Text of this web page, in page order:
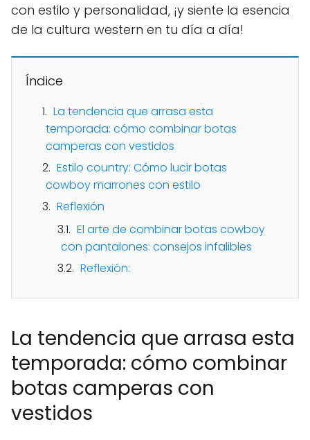
con estilo y personalidad, ¡y siente la esencia
de la cultura western en tu día a día!
Índice
La tendencia que arrasa esta
temporada: cómo combinar botas
camperas con vestidos
Estilo country: Cómo lucir botas
cowboy marrones con estilo
Reflexión
El arte de combinar botas cowboy
con pantalones: consejos infalibles
Reflexión:
La tendencia que arrasa esta
temporada: cómo combinar
botas camperas con
vestidos